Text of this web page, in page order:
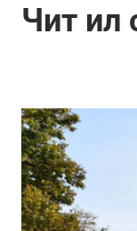
Чит ил